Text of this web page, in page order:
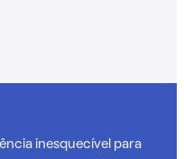
inesquecível para